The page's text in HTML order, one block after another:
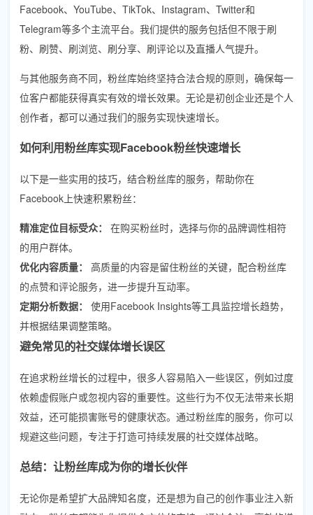
Facebook、YouTube、TikTok、Instagram、Twitter和
Telegram等多个主流平台。我们提供的服务包括但不限于刷
粉、刷赞、刷浏览、刷分享、刷评论以及直播人气提升。
与其他服务商不同，粉丝库始终坚持合法合规的原则，确保每一
位客户都能获得真实有效的增长效果。无论是初创企业还是个人
创作者，都可以通过我们的服务实现快速增长。
如何利用粉丝库实现Facebook粉丝快速增长
以下是一些实用的技巧，结合粉丝库的服务，帮助你在
Facebook上快速积累粉丝：
精准定位目标受众：
在购买粉丝时，选择与你的品牌调性相符
的用户群体。
优化内容质量：
高质量的内容是留住粉丝的关键，配合粉丝库
的点赞和评论服务，进一步提升互动率。
定期分析数据：
使用Facebook Insights等工具监控增长趋势，
并根据结果调整策略。
避免常见的社交媒体增长误区
在追求粉丝增长的过程中，很多人容易陷入一些误区，例如过度
依赖虚假账户或忽视内容的重要性。这些行为不仅无法带来长期
效益，还可能损害账号的健康状态。通过粉丝库的服务，你可以
规避这些问题，专注于打造可持续发展的社交媒体战略。
总结：让粉丝库成为你的增长伙伴
无论你是希望扩大品牌知名度，还是想为自己的创作事业注入新